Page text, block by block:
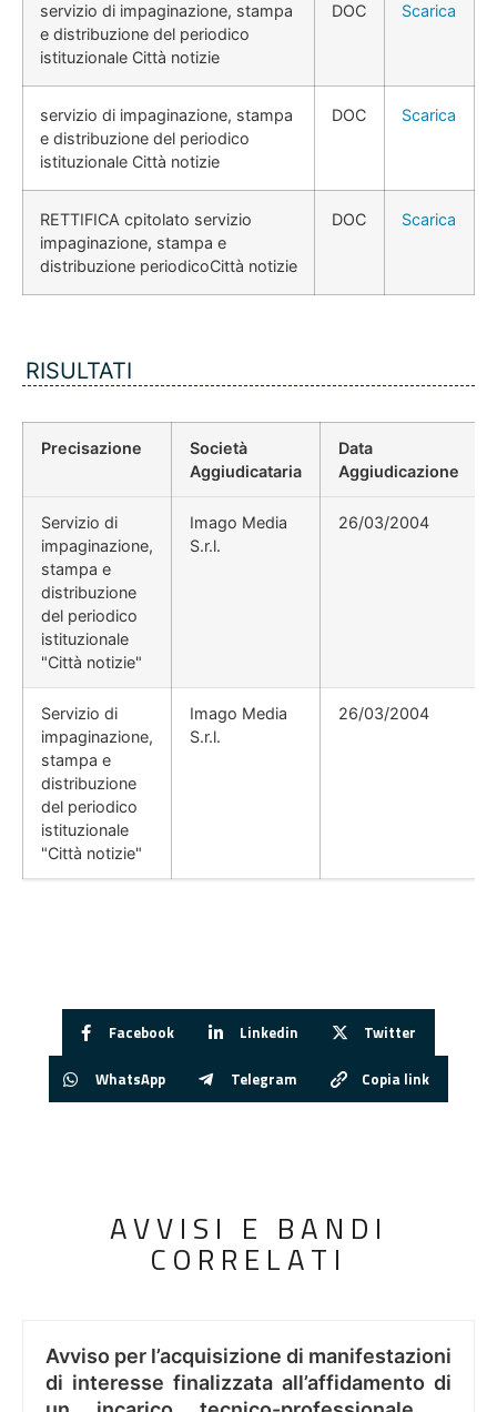
servizio di impaginazione, stampa
e distribuzione del periodico
istituzionale Città notizie
DOC Scarica
servizio di impaginazione, stampa
e distribuzione del periodico
istituzionale Città notizie
DOC Scarica
RETTIFICA cpitolato servizio
impaginazione, stampa e
distribuzione periodicoCittà notizie
DOC Scarica
RISULTATI
Precisazione
Società
Aggiudicataria
Data
Aggiudicazione
Servizio di
impaginazione,
stampa e
distribuzione
del periodico
istituzionale
"Città notizie"
Imago Media
S.r.l.
26/03/2004
Servizio di
impaginazione,
stampa e
distribuzione
del periodico
istituzionale
"Città notizie"
Imago Media
S.r.l.
26/03/2004
Facebook Linkedin Twitter
WhatsApp Telegram Copia link
AVVISI E BANDI
CORRELATI
Avviso per l’acquisizione di manifestazioni
di interesse finalizzata all’affidamento di